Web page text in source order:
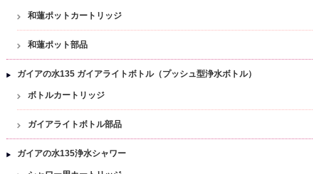
和蓮ポットカートリッジ
和蓮ポット部品
ガイアの水135 ガイアライトボトル（プッシュ型浄水ボトル）
ボトルカートリッジ
ガイアライトボトル部品
ガイアの水135浄水シャワー